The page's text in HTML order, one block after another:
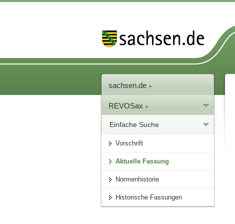
sachsen.de
REVOSax
Einfache Suche
Vorschrift
Aktuelle Fassung
Normenhistorie
Historische Fassungen